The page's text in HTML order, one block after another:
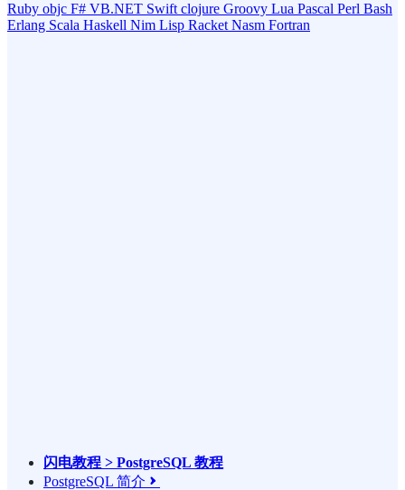
Ruby objc F# VB.NET Swift clojure Groovy Lua Pascal Perl Bash
Erlang Scala Haskell Nim Lisp Racket Nasm Fortran
闪电教程 > PostgreSQL 教程
PostgreSQL 简介 